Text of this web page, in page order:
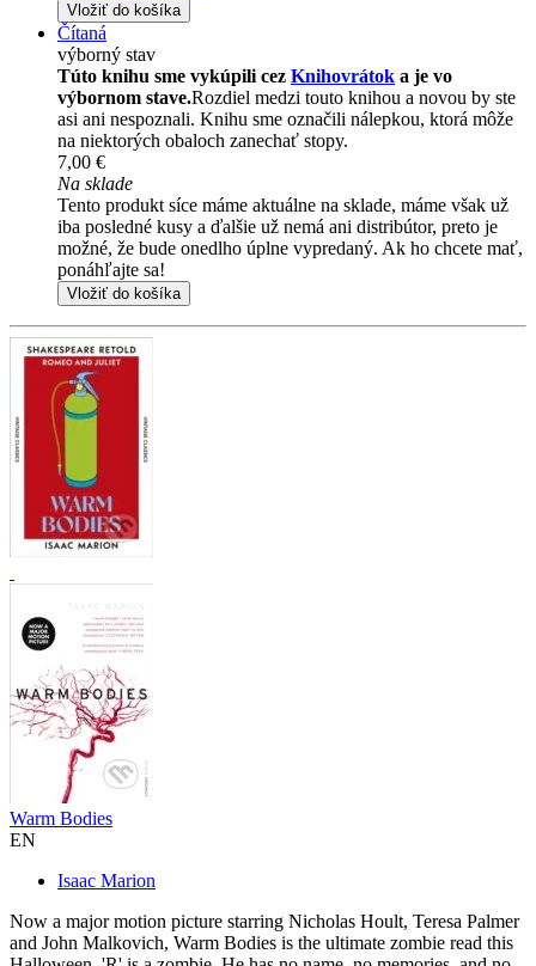
Vložiť do košíka
Čítaná
výborný stav
Túto knihu sme vykúpili cez Knihovrátok a je vo
výbornom stave.Rozdiel medzi touto knihou a novou by ste
asi ani nespoznali. Knihu sme označili nálepkou, ktorá môže
na niektorých obaloch zanechať stopy.
7,00 €
Na sklade
Tento produkt síce máme aktuálne na sklade, máme však už
iba posledné kusy a ďalšie už nemá ani distribútor, preto je
možné, že bude onedlho úplne vypredaný. Ak ho chcete mať,
ponáhľajte sa!
Vložiť do košíka
Warm Bodies
EN
Isaac Marion
Now a major motion picture starring Nicholas Hoult, Teresa Palmer
and John Malkovich, Warm Bodies is the ultimate zombie read this